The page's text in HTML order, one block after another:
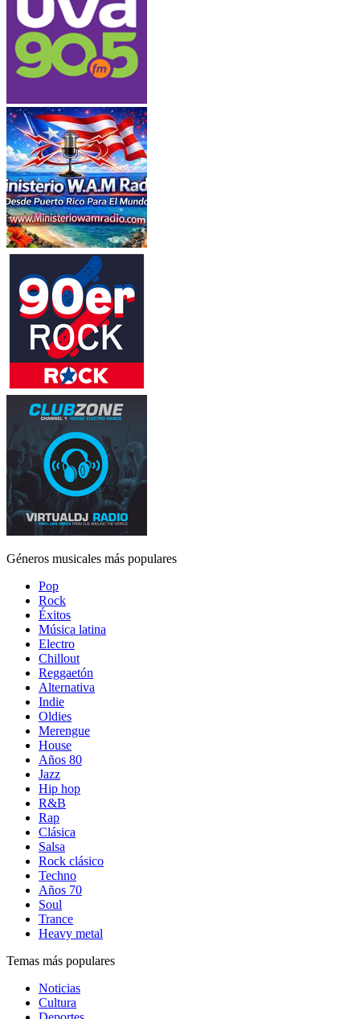
Géneros musicales más populares
Pop
Rock
Éxitos
Música latina
Electro
Chillout
Reggaetón
Alternativa
Indie
Oldies
Merengue
House
Años 80
Jazz
Hip hop
R&B
Rap
Clásica
Salsa
Rock clásico
Techno
Años 70
Soul
Trance
Heavy metal
Temas más populares
Noticias
Cultura